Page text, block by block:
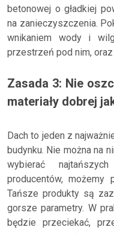
betonowej o gładkiej
na zanieczyszczenia.
wnikaniem wody i
przestrzeń pod nim,
Zasada 3: Nie
materiały dobrej
Dach to jeden z
budynku. Nie można na
wybierać
producentów, możemy
Tańsze produkty są
gorsze parametry. W
będzie przeciekać,